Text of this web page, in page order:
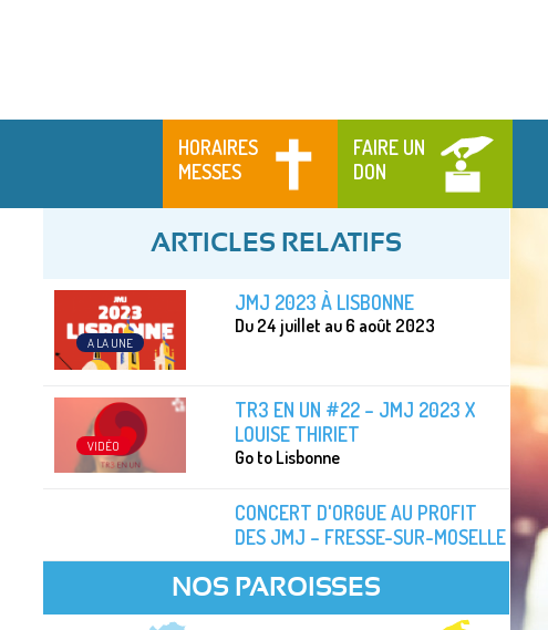
HORAIRES
MESSES
FAIRE UN
DON
ARTICLES RELATIFS
A LA UNE
JMJ 2023 À LISBONNE
Du 24 juillet au 6 août 2023
VIDÉO
TR3 EN UN #22 – JMJ 2023 X
LOUISE THIRIET
Go to Lisbonne
CONCERT D'ORGUE AU PROFIT
DES JMJ – FRESSE-SUR-MOSELLE
NOS PAROISSES